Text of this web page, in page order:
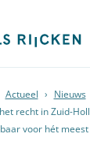
Actueel › Nieuws
recht in Zuid-
voor hét